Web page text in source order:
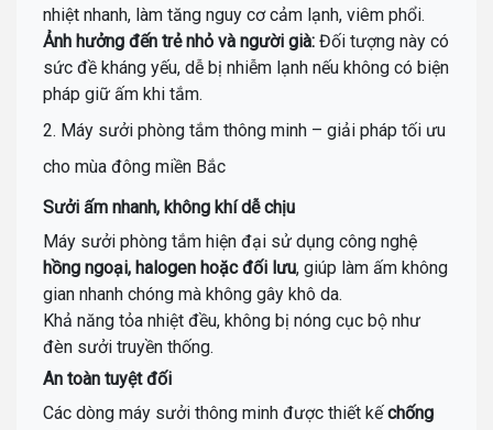
nhiệt nhanh, làm tăng nguy cơ cảm lạnh, viêm phổi.
Ảnh hưởng đến trẻ nhỏ và người già: Đối tượng này có
sức đề kháng yếu, dễ bị nhiễm lạnh nếu không có biện
pháp giữ ấm khi tắm.
2. Máy sưởi phòng tắm thông minh – giải pháp tối ưu
cho mùa đông miền Bắc
Sưởi ấm nhanh, không khí dễ chịu
Máy sưởi phòng tắm hiện đại sử dụng công nghệ
hồng ngoại, halogen hoặc đối lưu, giúp làm ấm không
gian nhanh chóng mà không gây khô da.
Khả năng tỏa nhiệt đều, không bị nóng cục bộ như
đèn sưởi truyền thống.
An toàn tuyệt đối
Các dòng máy sưởi thông minh được thiết kếchống